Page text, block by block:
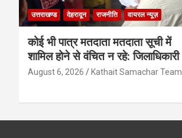
उत्तराखण्ड देहरादून राजनीति वायरल न्यूज़
कोई भी पात्र मतदाता मतदाता सूची में
शामिल होने से वंचित न रहे: जिलाधिकारी
August 6, 2026 Kathait Samachar Team